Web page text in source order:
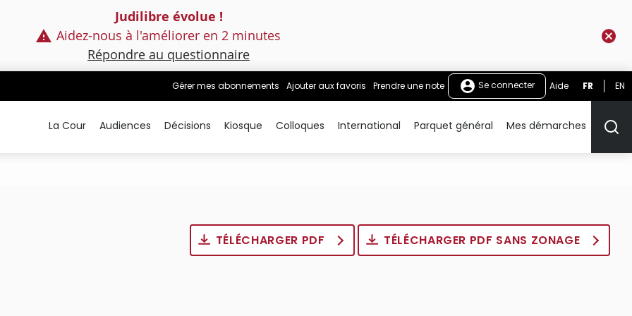
Judilibre évolue !
Aidez-nous à l'améliorer en 2 minutes
Répondre au questionnaire
Gérer mes abonnements Ajouter aux favoris Prendre une note Se connecter Aide FR EN
La Cour Audiences Décisions Kiosque Colloques International Parquet général Mes démarches
TÉLÉCHARGER PDF TÉLÉCHARGER PDF SANS ZONAGE